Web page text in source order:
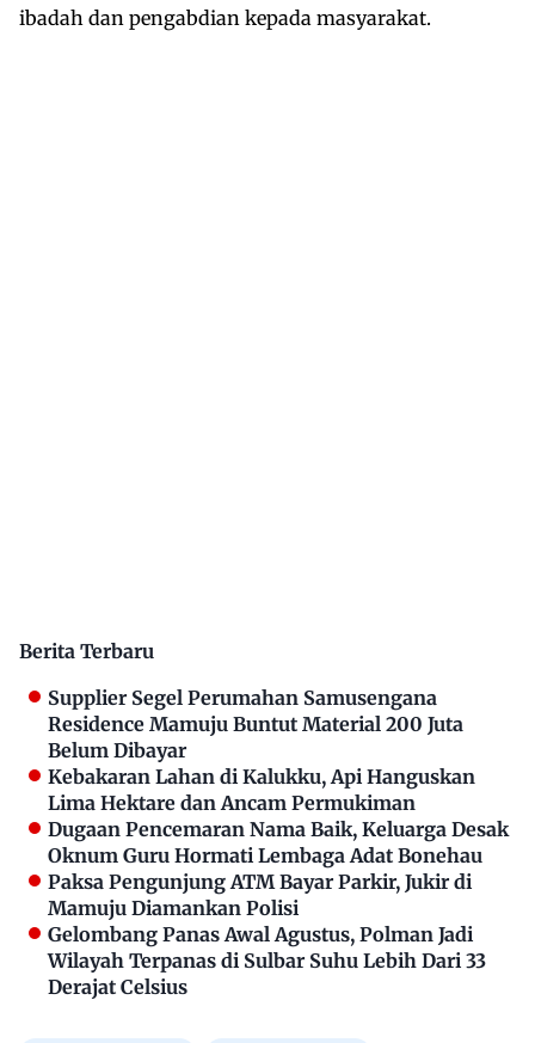
ibadah dan pengabdian kepada masyarakat.
Berita Terbaru
Supplier Segel Perumahan Samusengana
Residence Mamuju Buntut Material 200 Juta
Belum Dibayar
Kebakaran Lahan di Kalukku, Api Hanguskan
Lima Hektare dan Ancam Permukiman
Dugaan Pencemaran Nama Baik, Keluarga Desak
Oknum Guru Hormati Lembaga Adat Bonehau
Paksa Pengunjung ATM Bayar Parkir, Jukir di
Mamuju Diamankan Polisi
Gelombang Panas Awal Agustus, Polman Jadi
Wilayah Terpanas di Sulbar Suhu Lebih Dari 33
Derajat Celsius